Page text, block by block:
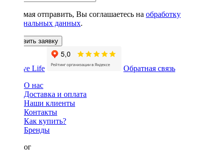
Нажимая отправить, Вы соглашаетесь на обработку
персональных данных.
Оставить заявку
Обратная связь
О нас
Доставка и оплата
Наши клиенты
Контакты
Как купить?
Бренды
Каталог